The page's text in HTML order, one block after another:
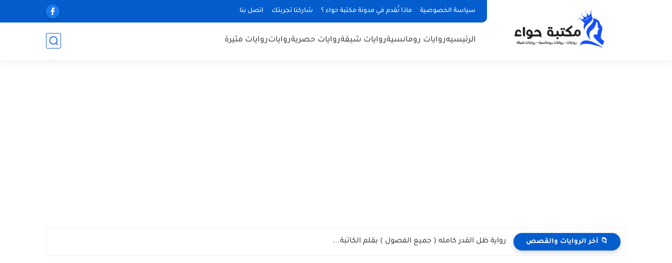
سياسة الخصوصية ماذا نُقدم في مدونة مكتبة حواء ؟ شاركنا تجربتك اتصل بنا
الرئيسيهروايات رومانسيةروايات شيقةروايات حصريةرواياتروايات مثيرة
📁 آخر الروايات والقصص رواية ظل القدر كامله ( جميع الفصول ) بقلم الكاتبة...